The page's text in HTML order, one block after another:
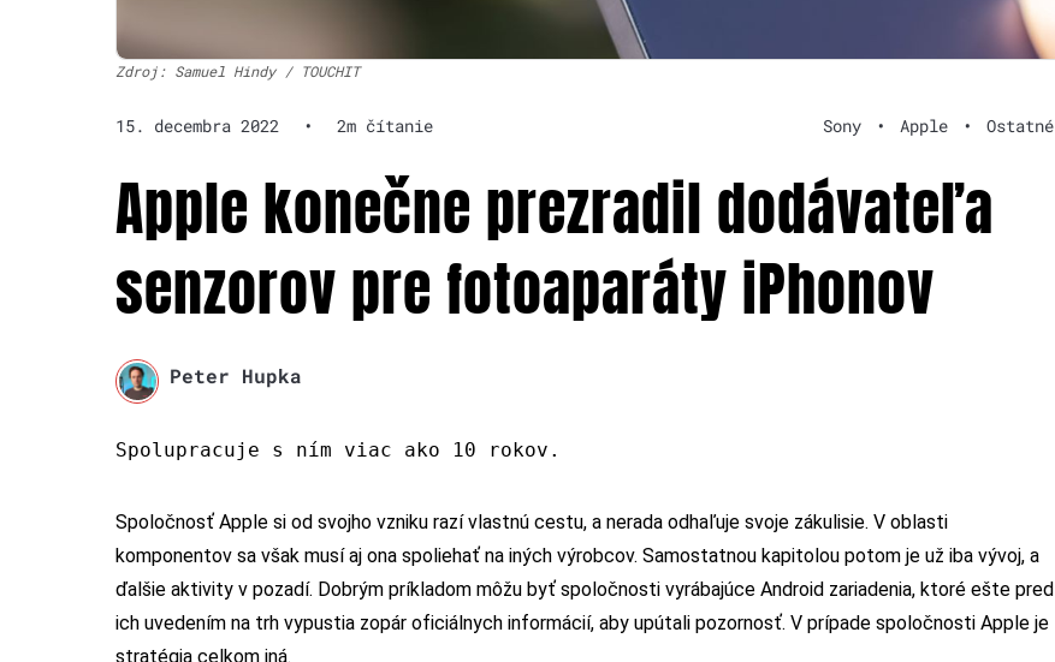
Zdroj: Samuel Hindy / TOUCHIT
15. decembra 2022 • 2m čítanie Sony • Apple • Ostatné
Apple konečne prezradil dodávateľa
senzorov pre fotoaparáty iPhonov
Peter Hupka
Spolupracuje s ním viac ako 10 rokov.
Spoločnosť Apple si od svojho vzniku razí vlastnú cestu, a nerada odhaľuje svoje zákulisie. V oblasti
komponentov sa však musí aj ona spoliehať na iných výrobcov. Samostatnou kapitolou potom je už iba vývoj, a
ďalšie aktivity v pozadí. Dobrým príkladom môžu byť spoločnosti vyrábajúce Android zariadenia, ktoré ešte pred
ich uvedením na trh vypustia zopár oficiálnych informácií, aby upútali pozornosť. V prípade spoločnosti Apple je
stratégia celkom iná.